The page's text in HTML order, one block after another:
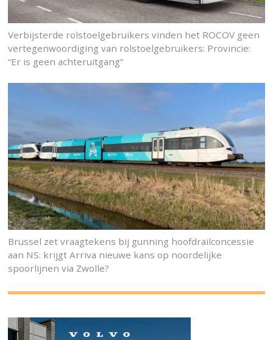
Verbijsterde rolstoelgebruikers vinden het ROCOV geen
vertegenwoordiging van rolstoelgebruikers: Provincie:
“Er is geen achteruitgang”
Brussel zet vraagtekens bij gunning hoofdrailconcessie
aan NS: krijgt Arriva nieuwe kans op noordelijke
spoorlijnen via Zwolle?